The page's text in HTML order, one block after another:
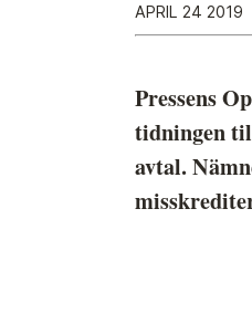
Caspar
Vill du
APRIL 24 2019
Pressens
tidningen
avtal.